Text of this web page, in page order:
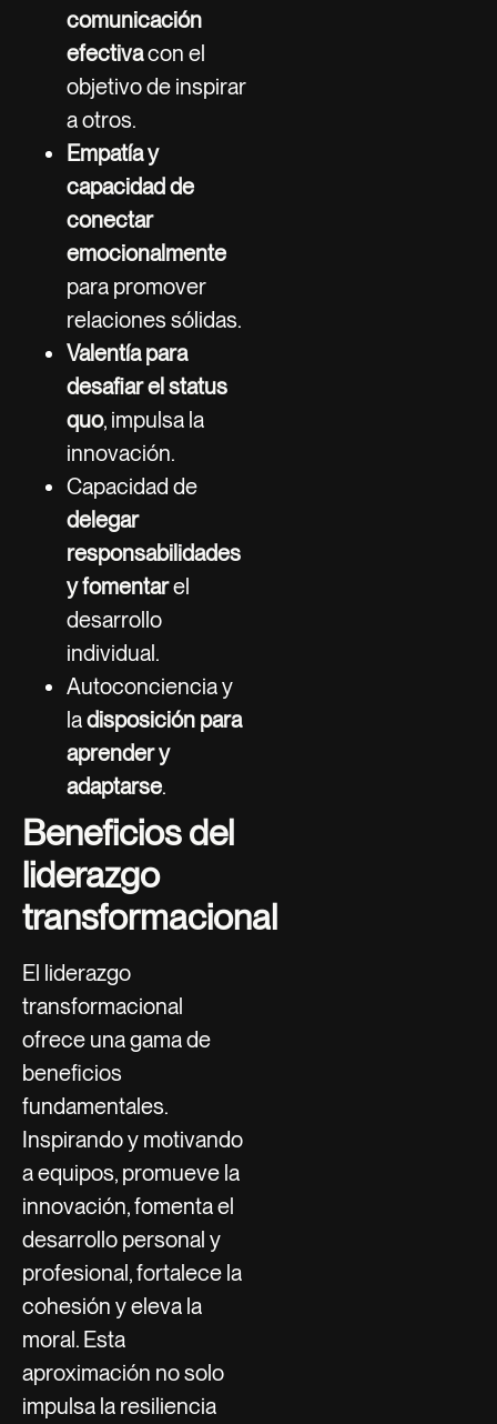
comunicación
efectivacon el
objetivo de inspirar
a otros.
Empatía y
capacidad de
conectar
emocionalmente
para promover
relaciones sólidas.
Valentía para
desafiar el status
quo, impulsa la
innovación.
Capacidad de
delegar
responsabilidades
y fomentarel
desarrollo
individual.
Autoconciencia y
ladisposición para
aprender y
adaptarse.
Beneficios del
liderazgo
transformacional
El liderazgo
transformacional
ofrece una gama de
beneficios
fundamentales.
Inspirando y motivando
a equipos, promueve la
innovación, fomenta el
desarrollo personal y
profesional, fortalece la
cohesión y eleva la
moral. Esta
aproximación no solo
impulsa la resiliencia